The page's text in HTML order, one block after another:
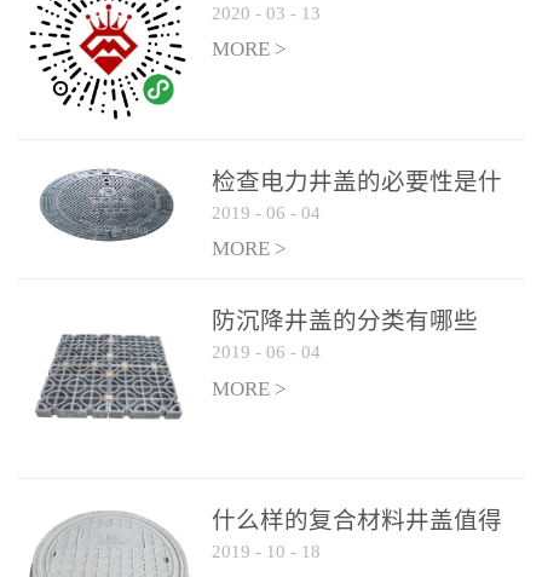
2020 - 03 - 13
MORE >
检查电力井盖的必要性是什
么？
2019 - 06 - 04
MORE >
防沉降井盖的分类有哪些
2019 - 06 - 04
MORE >
什么样的复合材料井盖值得
选择和使用
2019 - 10 - 18